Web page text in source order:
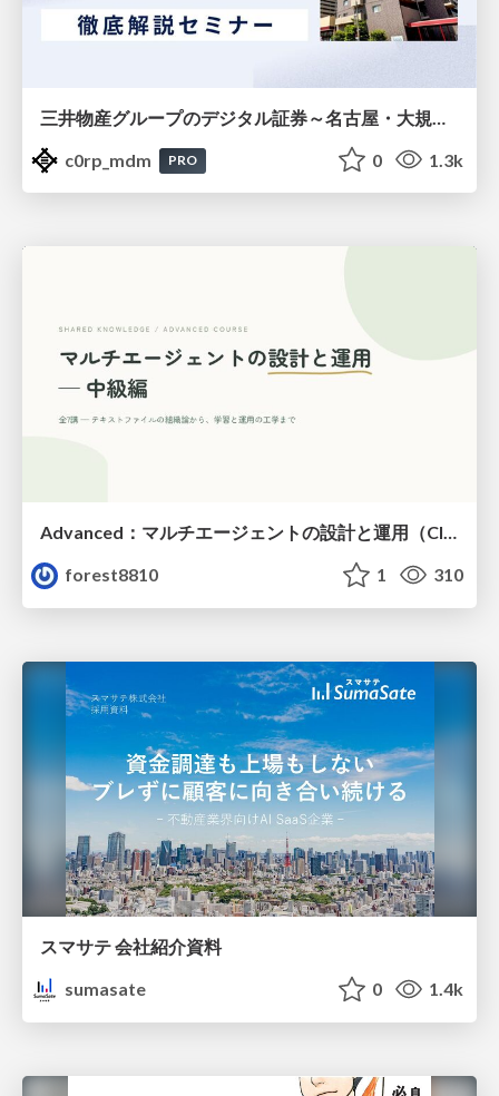
c0rp_mdm
PRO 0 1.3k
Advanced：マルチエージェントの設計と運用（Claude Code）
forest8810
1 310
スマサテ 会社紹介資料
sumasate
0 1.4k